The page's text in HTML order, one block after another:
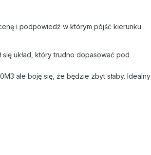
i podpowiedź w którym pójść kierunku.
się układ, który trudno dopasować pod
ale boję się, że będzie zbyt słaby. Idealny